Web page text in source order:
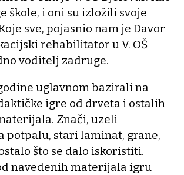
škole, i oni su izložili svoje
sve, pojasnio nam je Davor
rehabilitator u V. OŠ
voditelj zadruge.
uglavnom bazirali na
igre od drveta i ostalih
Znači, uzeli
potpalu, stari laminat, grane,
što se dalo iskoristiti.
navedenih materijala igru